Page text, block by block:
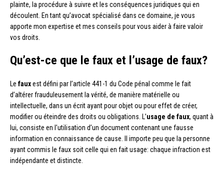
plainte, la procédure à suivre et les conséquences juridiques qui en
découlent. En tant qu’avocat spécialisé dans ce domaine, je vous
apporte mon expertise et mes conseils pour vous aider à faire valoir
vos droits.
Qu’est-ce que le faux et l’usage de faux?
Le fauxest défini par l’article 441-1 du Code pénal comme le fait
d’altérer frauduleusement la vérité, de manière matérielle ou
intellectuelle, dans un écrit ayant pour objet ou pour effet de créer,
modifier ou éteindre des droits ou obligations. L’usage de faux, quant à
lui, consiste en l’utilisation d’un document contenant une fausse
information en connaissance de cause. Il importe peu que la personne
ayant commis le faux soit celle qui en fait usage: chaque infraction est
indépendante et distincte.